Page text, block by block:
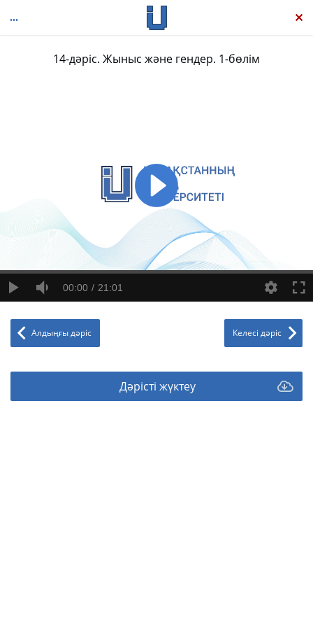
14-дәріс. Жыныс және гендер. 1-бөлім
00:00 21:01
Алдыңғы дәріс Келесі дәріс
Дәрісті жүктеу